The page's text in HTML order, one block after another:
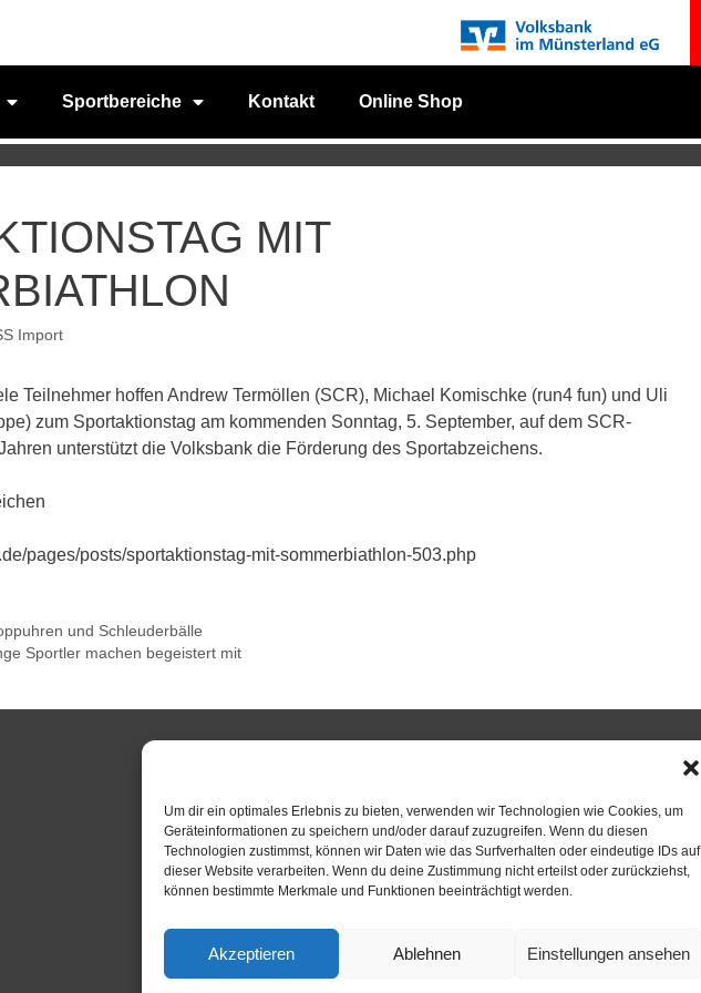
Um dir ein optimales Erlebnis zu bieten, verwenden wir Technologien wie Cookies, um
Geräteinformationen zu speichern und/oder darauf zuzugreifen. Wenn du diesen
Technologien zustimmst, können wir Daten wie das Surfverhalten oder eindeutige IDs auf
dieser Website verarbeiten. Wenn du deine Zustimmung nicht erteilst oder zurückziehst,
können bestimmte Merkmale und Funktionen beeinträchtigt werden.
Akzeptieren Ablehnen Einstellungen ansehen
Sportbereiche Kontakt Online Shop
MIT
Import
Teilnehmer hoffen Andrew Termöllen (SCR), Michael Komischke (run4 fun) und Uli
zum Sportaktionstag am kommenden Sonntag, 5. September, auf dem SCR-
unterstützt die Volksbank die Förderung des Sportabzeichens.
pages/posts/sportaktionstag-mit-sommerbiathlon-503.php
und Schleuderbälle
Sportler machen begeistert mit